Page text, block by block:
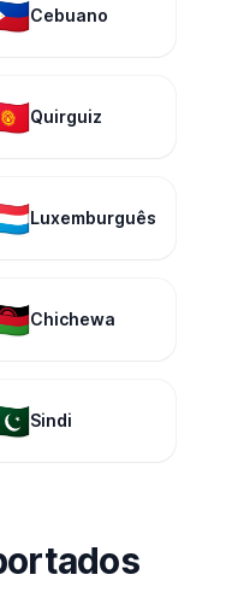
Cebuano
Quirguiz
Luxemburguês
Chichewa
Sindi